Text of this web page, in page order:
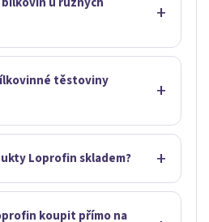
těstoviny
Loprofin skladem?
koupit přímo na